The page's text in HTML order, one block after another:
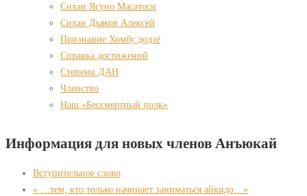
Сихан Ясуно Масатоси
Сихан Дьяков Алексей
Признание Хомбу додзё
Справка достижений
Степени ДАН
Членство
Наш «Бессмертный полк»
Информация для новых членов Анъюкай
Вступительное слово
« …тем, кто только начинает заниматься айкидо…»